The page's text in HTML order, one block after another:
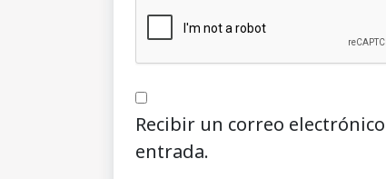
Recibir un correo
entrada.